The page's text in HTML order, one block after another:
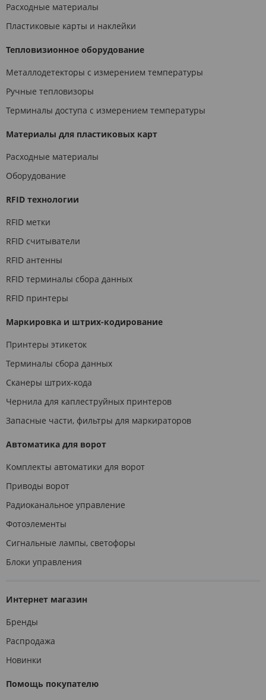
Расходные материалы
Пластиковые карты и наклейки
Тепловизионное оборудование
Металлодетекторы с измерением температуры
Ручные тепловизоры
Терминалы доступа с измерением температуры
Материалы для пластиковых карт
Расходные материалы
Оборудование
RFID технологии
RFID метки
RFID считыватели
RFID антенны
RFID терминалы сбора данных
RFID принтеры
Маркировка и штрих-кодирование
Принтеры этикеток
Терминалы сбора данных
Сканеры штрих-кода
Чернила для каплеструйных принтеров
Запасные части, фильтры для маркираторов
Автоматика для ворот
Комплекты автоматики для ворот
Приводы ворот
Радиоканальное управление
Фотоэлементы
Сигнальные лампы, светофоры
Блоки управления
Интернет магазин
Бренды
Распродажа
Новинки
Помощь покупателю